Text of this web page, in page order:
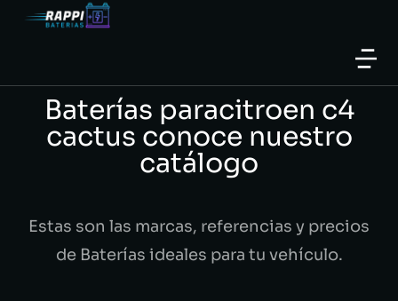
Baterías paracitroen c4
cactus conoce nuestro
catálogo
Estas son las marcas, referencias y precios
de Baterías ideales para tu vehículo.